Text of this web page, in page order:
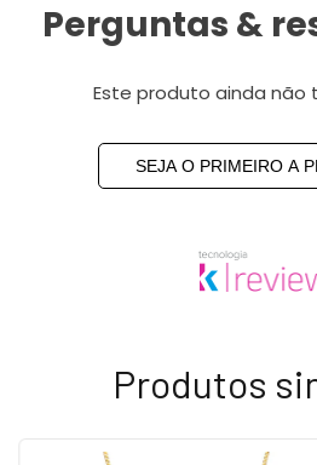
Perguntas &
Este produto ainda não
SEJA O PRIMEIRO A
Produtos